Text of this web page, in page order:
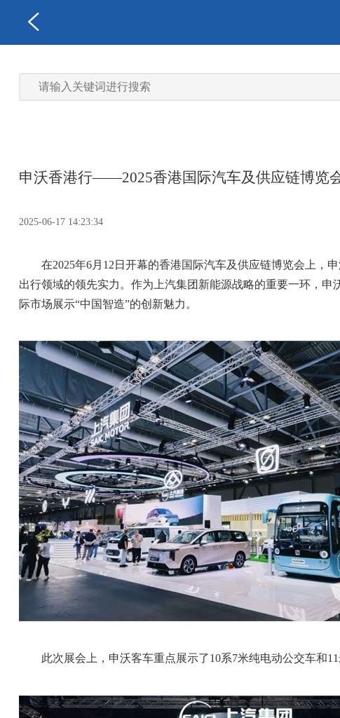
申沃香港行——2025香港国际汽车及供应链博览
2025-06-17 14:23:34
在2025年6月12日开幕的香港国际汽车及供应链博览会上，申
出行领域的领先实力。作为上汽集团新能源战略的重要一环，
际市场展示“中国智造”的创新魅力。
此次展会上，申沃客车重点展示了10系7米纯电动公交车和11